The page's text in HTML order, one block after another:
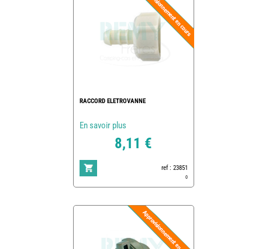
RACCORD ELETROVANNE
En savoir plus
8,11 €
ref : 23851
0